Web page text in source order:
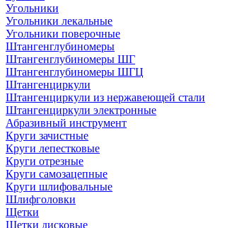
Угольники
Угольники лекальные
Угольники поверочные
Штангенглубиномеры
Штангенглубиномеры ШГ
Штангенглубиномеры ШГЦ
Штангенциркули
Штангенциркули из нержавеющей стали
Штангенциркули электронные
Абразивный инструмент
Круги зачистные
Круги лепестковые
Круги отрезные
Круги самозацепные
Круги шлифовальные
Шлифголовки
Щетки
Щетки дисковые